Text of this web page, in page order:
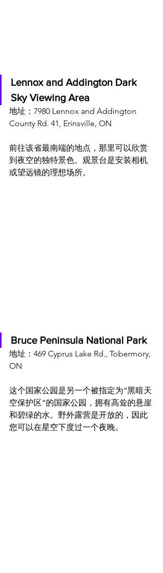
Lennox and Addington Dark
Sky Viewing Area
地址：7980 Lennox and Addington
County Rd. 41, Erinsville, ON
前往该省最南端的地点，那里可以欣赏
到夜空的独特景色。观景台是安装相机
或望远镜的理想场所。
Bruce Peninsula National Park
地址：469 Cyprus Lake Rd., Tobermory,
ON
这个国家公园是另一个被指定为“黑暗天
空保护区”的国家公园，拥有高耸的悬崖
和碧绿的水。野外露营是开放的，因此
您可以在星空下度过一个夜晚。